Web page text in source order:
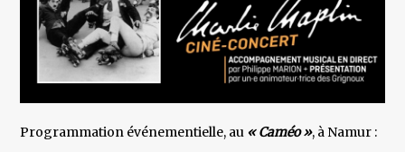
Programmation événementielle, au « Caméo », à Namur :